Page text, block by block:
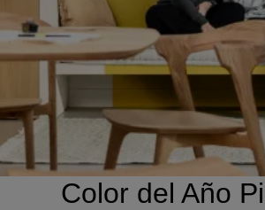
Color del Año